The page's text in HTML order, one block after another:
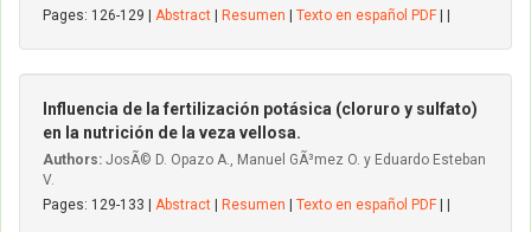
Pages: 126-129 | Abstract Resumen Texto en español PDF
Influencia de la fertilización potásica (cloruro y sulfato)
en la nutrición de la veza vellosa.
Authors: JosÃ© D. Opazo A., Manuel GÃ³mez O. y Eduardo Esteban
V.
Pages: 129-133 | Abstract Resumen Texto en español PDF